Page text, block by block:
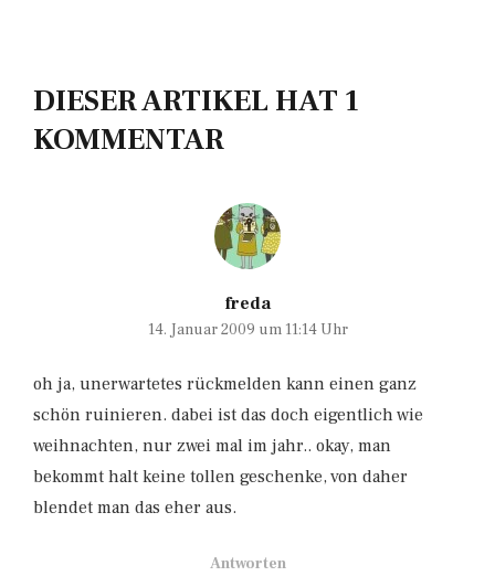
DIESER ARTIKEL HAT 1
KOMMENTAR
freda
14. Januar 2009 um 11:14 Uhr
oh ja, unerwartetes rückmelden kann einen ganz
schön ruinieren. dabei ist das doch eigentlich wie
weihnachten, nur zwei mal im jahr.. okay, man
bekommt halt keine tollen geschenke, von daher
blendet man das eher aus.
Antworten